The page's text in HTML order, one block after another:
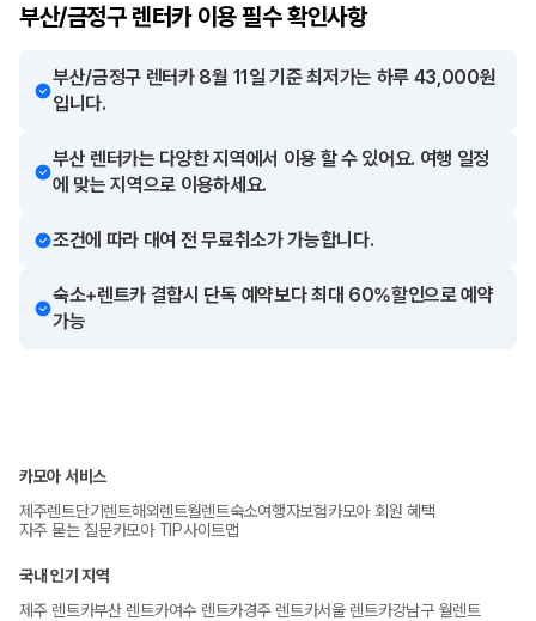
부산/금정구 렌터카 이용 필수 확인사항
부산/금정구 렌터카 8월 11일 기준 최저가는 하루 43,000원
입니다.
부산 렌터카는 다양한 지역에서 이용 할 수 있어요. 여행 일정
에 맞는 지역으로 이용하세요.
조건에 따라 대여 전 무료취소가 가능합니다.
숙소+렌트카 결합시 단독 예약보다 최대 60%할인으로 예약
가능
카모아 서비스
제주렌트단기렌트해외렌트월렌트숙소여행자보험카모아 회원 혜택
자주 묻는 질문카모아 TIP사이트맵
국내 인기 지역
제주 렌트카부산 렌트카여수 렌트카경주 렌트카서울 렌트카강남구 월렌트